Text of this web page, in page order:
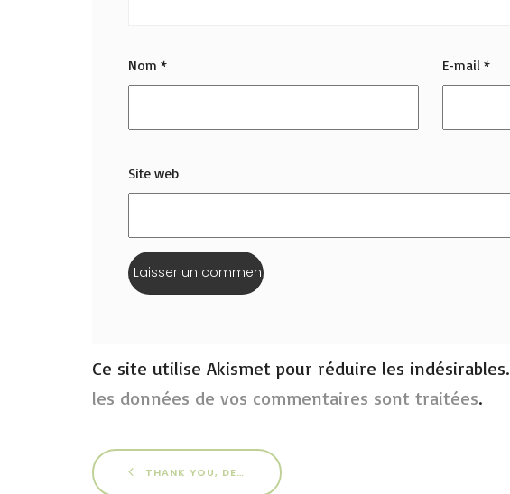
Nom * E-mail*
Site web
Ce site utilise Akismet pour réduire les indésirables.
les données de vos commentaires sont traitées.
THANK YOU, DENISE !